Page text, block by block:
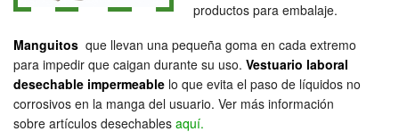
productos para embalaje.
Manguitos que llevan una pequeña goma en cada extremo
para impedir que caigan durante su uso. Vestuario laboral
desechable impermeable lo que evita el paso de líquidos no
corrosivos en la manga del usuario. Ver más información
sobre artículos desechables aquí.